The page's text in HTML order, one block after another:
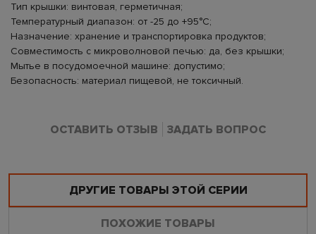
Тип крышки: винтовая, герметичная;
Температурный диапазон: от -25 до +95°C;
Назначение: хранение и транспортировка продуктов;
Совместимость с микроволновой печью: да, без крышки;
Мытье в посудомоечной машине: допустимо;
Безопасность: материал пищевой, не токсичный.
ОСТАВИТЬ ОТЗЫВ ЗАДАТЬ ВОПРОС
ДРУГИЕ ТОВАРЫ ЭТОЙ СЕРИИ
ПОХОЖИЕ ТОВАРЫ